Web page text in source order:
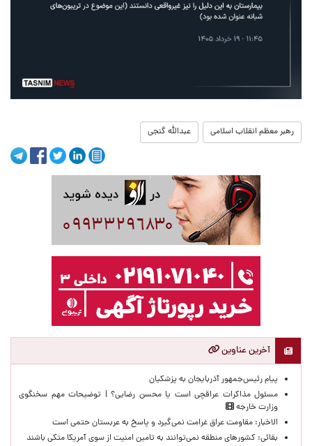
رهبر معظم انقلاب اسلامی عبدالله گنجی
آخرین عناوین
پیام رئیس‌جمهور آذربایجان به پزشکیان
مسئول مذاکرات عراقچی است یا محسن رضایی؟ | توضیحات مهم سخنگوی
وزارت خارجه
الاخبار: مقاومت عراق غرامت نمی‌گیرد و پاسخ به عربستان حتمی است
بقائی: کشورهای منطقه نمی‌توانند به تامین امنیت از سوی آمریکا متکی باشند